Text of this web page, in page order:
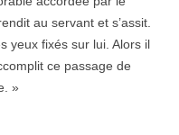
au servant et s’assit.
yeux fixés sur lui. Alors il
ce passage de
»